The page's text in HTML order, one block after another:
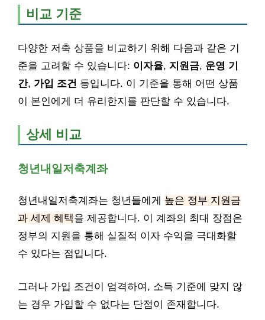
비교 기준
다양한 저축 상품을 비교하기 위해 다음과 같은 기
준을 고려할 수 있습니다: 이자율, 지원금, 운영 기
간, 가입 조건 등입니다. 이 기준을 통해 어떤 상품
이 본인에게 더 유리한지를 판단할 수 있습니다.
상세 비교
청년내일저축계좌
청년내일저축계좌는 청년들에게 높은 정부 지원금
과 세제 혜택을 제공합니다. 이 계좌의 최대 장점은
정부의 지원을 통해 실질적 이자 수익을 극대화할
수 있다는 점입니다.
그러나 가입 조건이 엄격하여, 소득 기준에 맞지 않
는 경우 가입할 수 없다는 단점이 존재합니다.